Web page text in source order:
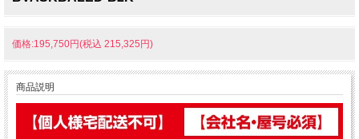
価格:195,750円(税込 215,325円)
商品説明